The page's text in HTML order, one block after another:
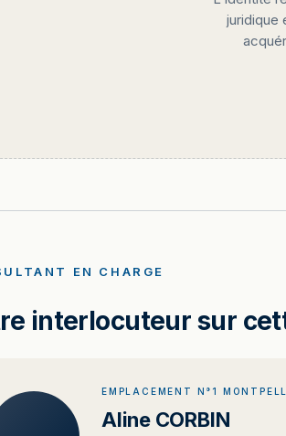
juridique
EN CHARGE
interlocuteur sur
EMPLACEMENT N°1
Aline CORBIN